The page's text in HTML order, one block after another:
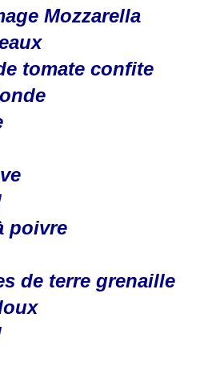
Mozzarella
tomate confite
poivre
de terre grenaille